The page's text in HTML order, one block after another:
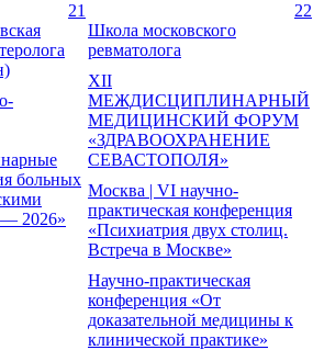
21
больных
— 2026»
22
Школа московского
ревматолога
XII
МЕЖДИСЦИПЛИНАРНЫЙ
МЕДИЦИНСКИЙ ФОРУМ
«ЗДРАВООХРАНЕНИЕ
СЕВАСТОПОЛЯ»
Москва | VI научно-
практическая конференция
«Психиатрия двух столиц.
Встреча в Москве»
Научно-практическая
конференция «От
доказательной медицины к
клинической практике»